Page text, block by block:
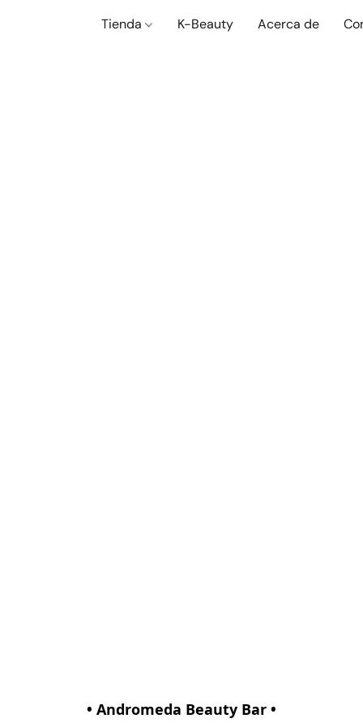
Tienda K-Beauty Acerca de
• Andromeda Beauty Bar •